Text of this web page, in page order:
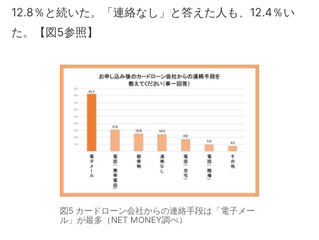
12.8％と続いた。「連絡なし」と答えた人も、12.4％い
た。【図5参照】
図5 カードローン会社からの連絡手段は「電子メー
ル」が最多（NET MONEY調べ）